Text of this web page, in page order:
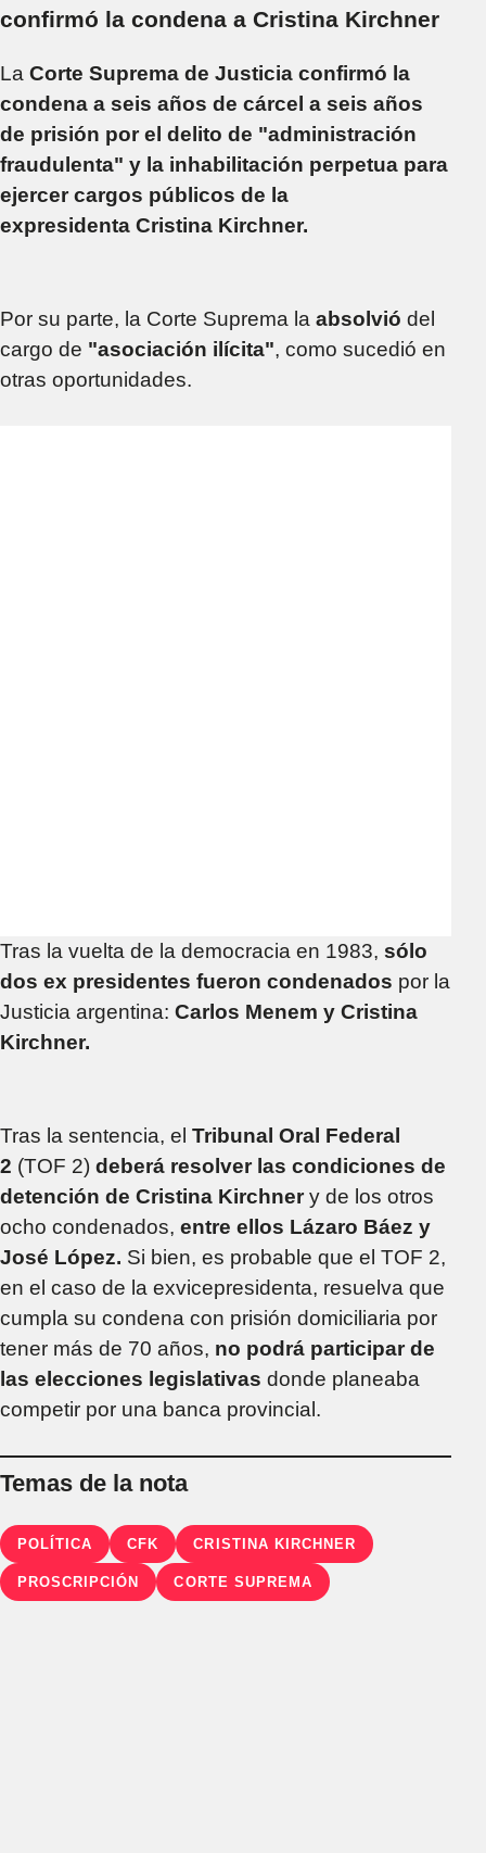
confirmó la condena a Cristina Kirchner
La Corte Suprema de Justicia confirmó la
condena a seis años de cárcel a seis años
de prisión por el delito de "administración
fraudulenta" y la inhabilitación perpetua para
ejercer cargos públicos de la
expresidenta Cristina Kirchner.
Por su parte, la Corte Suprema la absolvió del
cargo de "asociación ilícita", como sucedió en
otras oportunidades.
Tras la vuelta de la democracia en 1983, sólo
dos ex presidentes fueron condenados por la
Justicia argentina: Carlos Menem y Cristina
Kirchner.
Tras la sentencia, el Tribunal Oral Federal
2 (TOF 2) deberá resolver las condiciones de
detención de Cristina Kirchnery de los otros
ocho condenados, entre ellos Lázaro Báez y
José López. Si bien, es probable que el TOF 2,
en el caso de la exvicepresidenta, resuelva que
cumpla su condena con prisión domiciliaria por
tener más de 70 años, no podrá participar de
las elecciones legislativas donde planeaba
competir por una banca provincial.
Temas de la nota
POLÍTICA CFK CRISTINA KIRCHNER
PROSCRIPCIÓN CORTE SUPREMA